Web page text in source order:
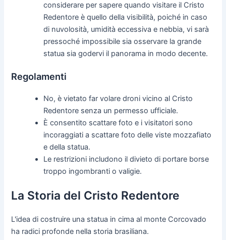
considerare per sapere quando visitare il Cristo
Redentore è quello della visibilità, poiché in caso
di nuvolosità, umidità eccessiva e nebbia, vi sarà
pressoché impossibile sia osservare la grande
statua sia godervi il panorama in modo decente.
Regolamenti
No, è vietato far volare droni vicino al Cristo
Redentore senza un permesso ufficiale.
È consentito scattare foto e i visitatori sono
incoraggiati a scattare foto delle viste mozzafiato
e della statua.
Le restrizioni includono il divieto di portare borse
troppo ingombranti o valigie.
La Storia del Cristo Redentore
L'idea di costruire una statua in cima al monte Corcovado
ha radici profonde nella storia brasiliana.